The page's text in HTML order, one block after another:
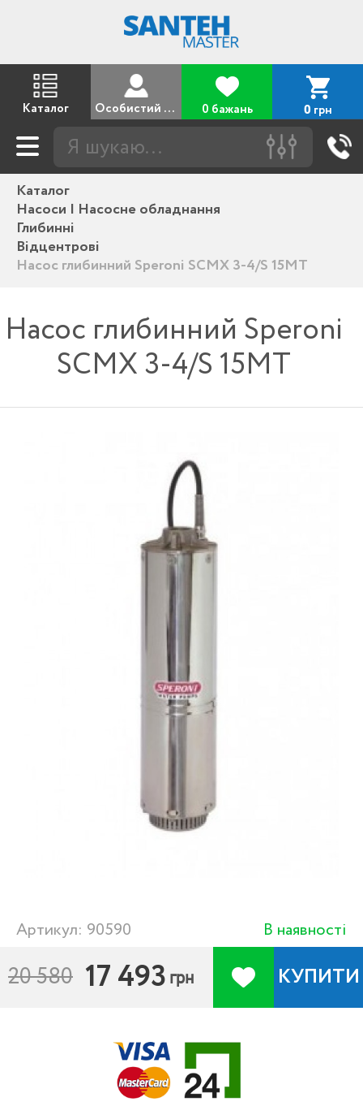
Каталог Особистий кабінет 0 бажань 0 грн
Каталог
Насоси | Насосне обладнання
Глибинні
Відцентрові
Насос глибинний Speroni SCMX 3-4/S 15MT
Насос глибинний Speroni
SCMX 3-4/S 15MT
Артикул: 90590 В наявності
20 580 17 493 грн КУПИТИ